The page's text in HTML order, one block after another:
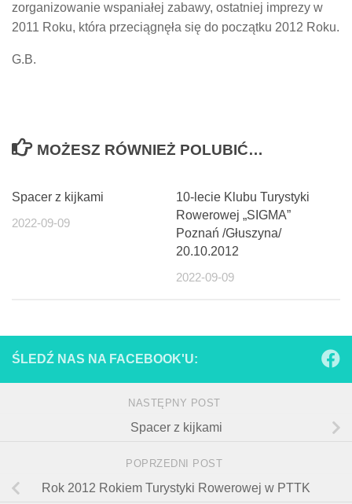
zorganizowanie wspaniałej zabawy, ostatniej imprezy w
2011 Roku, która przeciągnęła się do początku 2012 Roku.
G.B.
MOŻESZ RÓWNIEŻ POLUBIĆ…
Spacer z kijkami
2022-09-09
10-lecie Klubu Turystyki
Rowerowej „SIGMA”
Poznań /Głuszyna/
20.10.2012
2022-09-09
ŚLEDŹ NAS NA FACEBOOK'U:
NASTĘPNY POST
Spacer z kijkami
POPRZEDNI POST
Rok 2012 Rokiem Turystyki Rowerowej w PTTK